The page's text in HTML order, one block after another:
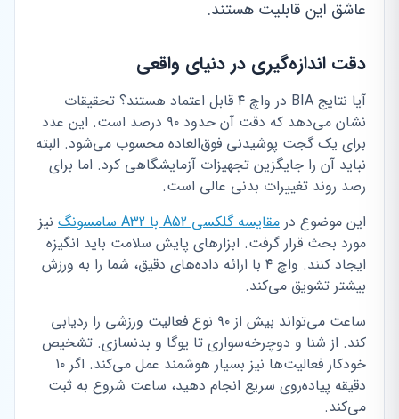
عاشق این قابلیت هستند.
دقت اندازه‌گیری در دنیای واقعی
آیا نتایج BIA در واچ ۴ قابل اعتماد هستند؟ تحقیقات
نشان می‌دهد که دقت آن حدود ۹۰ درصد است. این عدد
برای یک گجت پوشیدنی فوق‌العاده محسوب می‌شود. البته
نباید آن را جایگزین تجهیزات آزمایشگاهی کرد. اما برای
رصد روند تغییرات بدنی عالی است.
این موضوع در مقایسه گلکسی A52 با A32 سامسونگ
نیز
مورد بحث قرار گرفت. ابزارهای پایش سلامت باید انگیزه
ایجاد کنند. واچ ۴ با ارائه داده‌های دقیق، شما را به ورزش
بیشتر تشویق می‌کند.
ساعت می‌تواند بیش از ۹۰ نوع فعالیت ورزشی را ردیابی
کند. از شنا و دوچرخه‌سواری تا یوگا و بدنسازی. تشخیص
خودکار فعالیت‌ها نیز بسیار هوشمند عمل می‌کند. اگر ۱۰
دقیقه پیاده‌روی سریع انجام دهید، ساعت شروع به ثبت
می‌کند.